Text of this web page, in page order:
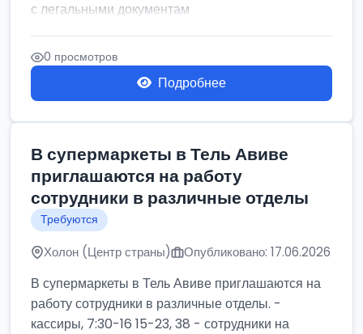
с легальными документам
0 просмотров
Подробнее
В супермаркеты в Тель Авиве
приглашаются на работу
сотрудники в различные отделы
Требуются
Холон (Центр страны) Опубликовано: 17.06.2026
В супермаркеты в Тель Авиве приглашаются на
работу сотрудники в различные отделы. -
кассиры, 7:30-16 15-23, 38 - сотрудники на